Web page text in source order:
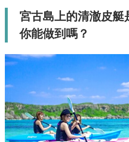
宮古島上的清澈皮艇
你能做到嗎？